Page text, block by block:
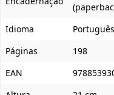
Idioma
Português
Páginas
198
EAN